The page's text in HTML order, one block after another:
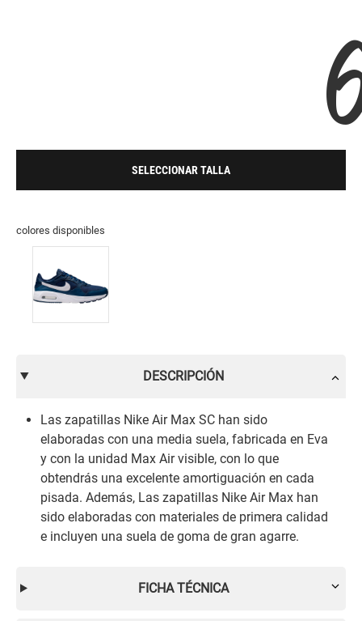
SELECCIONAR TALLA
colores disponibles
DESCRIPCIÓN
Las zapatillas Nike Air Max SC han sido
elaboradas con una media suela, fabricada en Eva
y con la unidad Max Air visible, con lo que
obtendrás una excelente amortiguación en cada
pisada. Además, Las zapatillas Nike Air Max han
sido elaboradas con materiales de primera calidad
e incluyen una suela de goma de gran agarre.
FICHA TÉCNICA